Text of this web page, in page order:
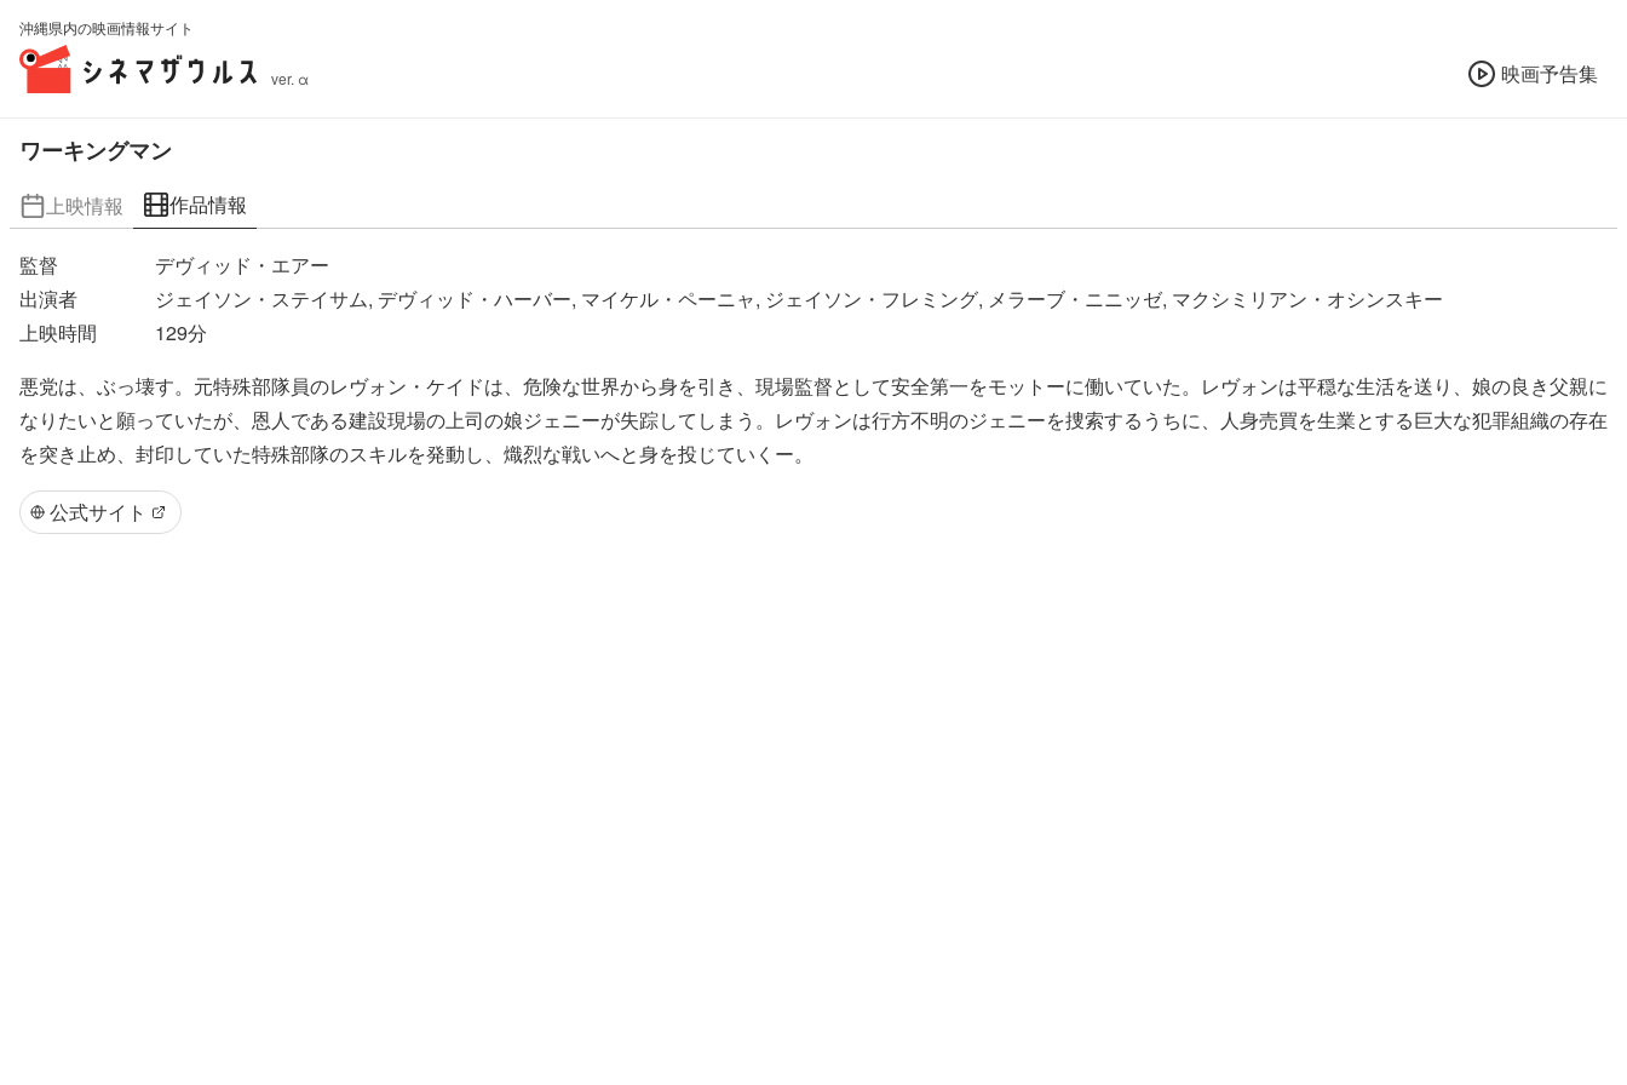
沖縄県内の映画情報サイト
ver. α 映画予告集
ワーキングマン
上映情報 作品情報
監督
デヴィッド・エアー
出演者
ジェイソン・ステイサム, デヴィッド・ハーバー, マイケル・ペーニャ, ジェイソン・フレミング, メラーブ・ニニッゼ, マクシミリアン・オシンスキー
上映時間
129分
悪党は、ぶっ壊す。元特殊部隊員のレヴォン・ケイドは、危険な世界から身を引き、現場監督として安全第一をモットーに働いていた。レヴォンは平穏な生活を送り、娘の良き父親に
なりたいと願っていたが、恩人である建設現場の上司の娘ジェニーが失踪してしまう。レヴォンは行方不明のジェニーを捜索するうちに、人身売買を生業とする巨大な犯罪組織の存在
を突き止め、封印していた特殊部隊のスキルを発動し、熾烈な戦いへと身を投じていくー。
公式サイト